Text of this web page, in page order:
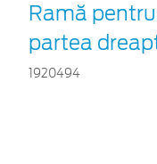
Ramă
partea
1920494